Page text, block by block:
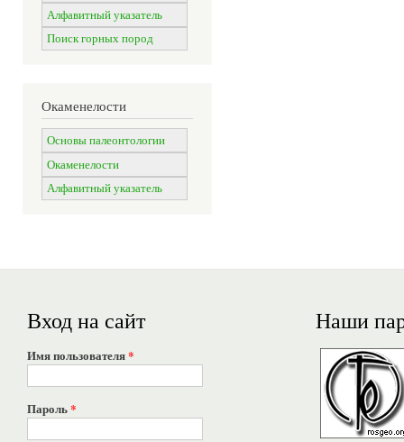
Алфавитный указатель
Поиск горных пород
Окаменелости
Основы палеонтологии
Окаменелости
Алфавитный указатель
Вход на сайт
Имя пользователя*
Пароль*
Наши